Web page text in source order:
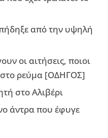
από την υψηλή
οι αιτήσεις, ποιοι
στο ρεύμα [ΟΔΗΓΟΣ]
στο Αλιβέρι
άντρα που έφυγε